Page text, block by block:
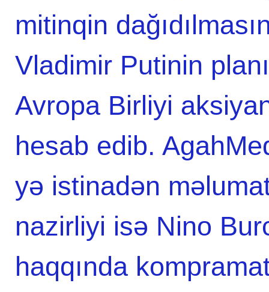
mitinqin
Vladimir Putinin
Avropa Birliyi
hesab edib.
yə istinadən
nazirliyi isə Nino
haqqında